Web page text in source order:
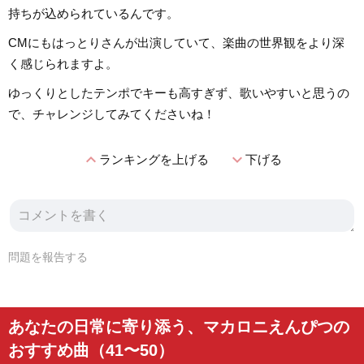
持ちが込められているんです。
CMにもはっとりさんが出演していて、楽曲の世界観をより深
く感じられますよ。
ゆっくりとしたテンポでキーも高すぎず、歌いやすいと思うの
で、チャレンジしてみてくださいね！
expand_lessランキングを上げる expand_more下げる
問題を報告する
あなたの日常に寄り添う、マカロニえんぴつの
おすすめ曲（41〜50）